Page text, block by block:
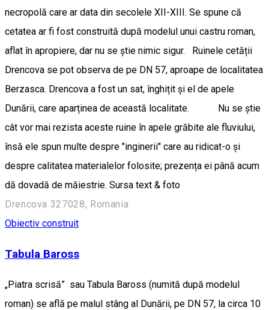
necropolă care ar data din secolele XII-XIII. Se spune că
cetatea ar fi fost construită după modelul unui castru roman,
aflat în apropiere, dar nu se știe nimic sigur. Ruinele cetății
Drencova se pot observa de pe DN 57, aproape de localitatea
Berzasca. Drencova a fost un sat, înghițit și el de apele
Dunării, care aparținea de această localitate. Nu se știe
cât vor mai rezista aceste ruine în apele grăbite ale fluviului,
însă ele spun multe despre "inginerii" care au ridicat-o și
despre calitatea materialelor folosite; prezența ei până acum
dă dovadă de măiestrie. Sursa text & foto
Drencova 327028, Romania
Obiectiv construit
Tabula Baross
„Piatra scrisă” sau Tabula Baross (numită după modelul
roman) se află pe malul stâng al Dunării, pe DN 57, la circa 10